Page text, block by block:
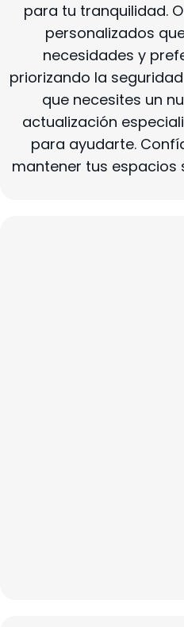
para tu tranquilidad.
personalizados
necesidades y
priorizando la
que necesites un
actualización
para ayudarte.
mantener tus espacios